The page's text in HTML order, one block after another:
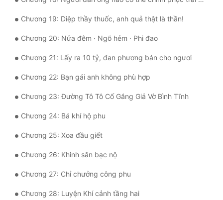
Xuyên Không
Xuyên Nhanh
Xuyên Sách
Xuyên Thư
Chương 19: Diệp thầy thuốc, anh quả thật là thần!
Chương 20: Nửa đêm · Ngõ hẻm · Phi đao
Chương 21: Lấy ra 10 tỷ, đan phương bán cho ngươi
Chương 22: Bạn gái anh không phù hợp
Chương 23: Đường Tô Tô Cố Gắng Giả Vờ Bình Tĩnh
Chương 24: Bá khí hộ phu
Chương 25: Xoa đầu giết
Chương 26: Khinh sân bạc nộ
Chương 27: Chỉ chưởng công phu
Chương 28: Luyện Khí cảnh tầng hai